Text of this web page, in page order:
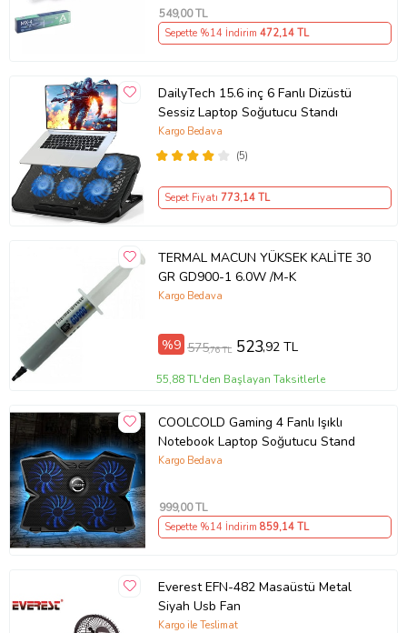
549,00 TL
Sepette %14 İndirim 472,14 TL
DailyTech 15.6 inç 6 Fanlı Dizüstü
Sessiz Laptop Soğutucu Standı
(5)
Kargo Bedava
Sepet Fiyatı 773,14 TL
TERMAL MACUN YÜKSEK KALİTE 30
GR GD900-1 6.0W /M-K
Kargo Bedava
%9 575,76 TL 523,92 TL
55,88 TL'den Başlayan Taksitlerle
COOLCOLD Gaming 4 Fanlı Işıklı
Notebook Laptop Soğutucu Stand
Kargo Bedava
999,00 TL
Sepette %14 İndirim 859,14 TL
Everest EFN-482 Masaüstü Metal
Siyah Usb Fan
Kargo ile Teslimat